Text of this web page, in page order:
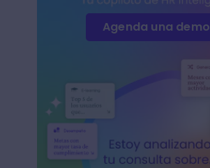
Agenda una demo